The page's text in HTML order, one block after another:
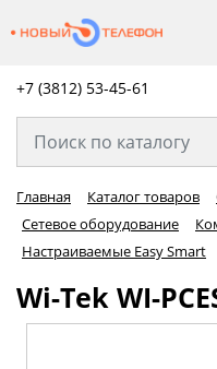
+7 (3812) 53-45-61
Главная Каталог товаров
Сетевое оборудование
Настраиваемые Easy Smart
Wi-Tek WI-